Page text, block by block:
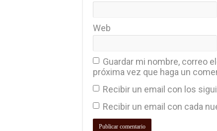
Web
Guardar mi nombre, correo
próxima vez que haga un
Recibir un email con los
Recibir un email con cada